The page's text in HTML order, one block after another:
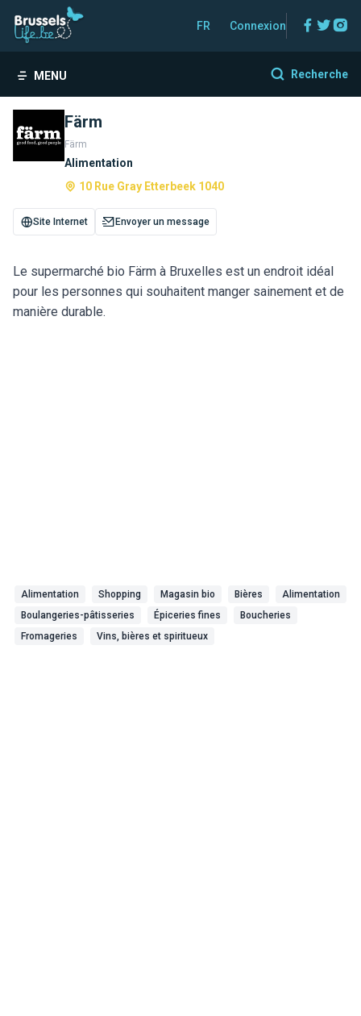
FR Connexion
MENU Recherche
Färm
Färm
Alimentation
10 Rue Gray Etterbeek 1040
Site Internet Envoyer un message
Le supermarché bio Färm à Bruxelles est un endroit idéal
pour les personnes qui souhaitent manger sainement et de
manière durable.
Alimentation Shopping Magasin bio Bières
Alimentation
Boulangeries-pâtisseries
Épiceries fines
Boucheries
Fromageries
Vins, bières et spiritueux